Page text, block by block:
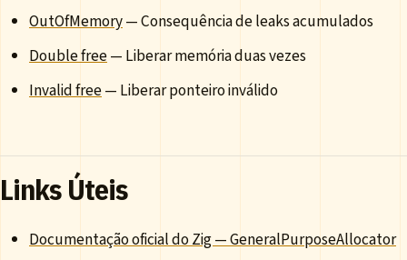
OutOfMemory— Consequência de leaks acumulados
Double free— Liberar memória duas vezes
Invalid free— Liberar ponteiro inválido
Links Úteis
Documentação oficial do Zig — GeneralPurposeAllocator